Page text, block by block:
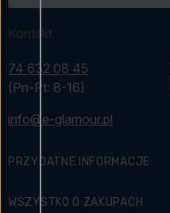
Kontakt
74 632 08 45
(Pn-Pt: 8-16)
info@e-glamour.pl
PRZYDATNE INFORMACJE
WSZYSTKO O ZAKUPACH